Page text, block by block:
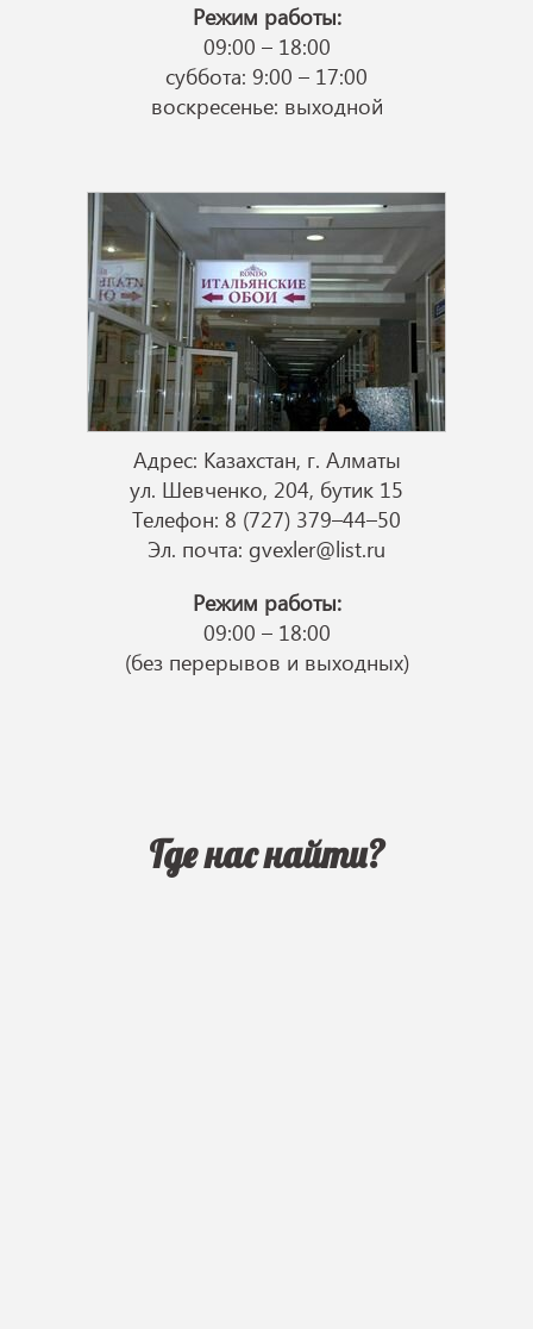
Режим работы:
09:00 – 18:00
суббота: 9:00 – 17:00
воскресенье: выходной
Адрес: Казахстан, г. Алматы
ул. Шевченко, 204, бутик 15
Телефон: 8 (727) 379–44–50
Эл. почта: gvexler@list.ru
Режим работы:
09:00 – 18:00
(без перерывов и выходных)
Где нас найти?